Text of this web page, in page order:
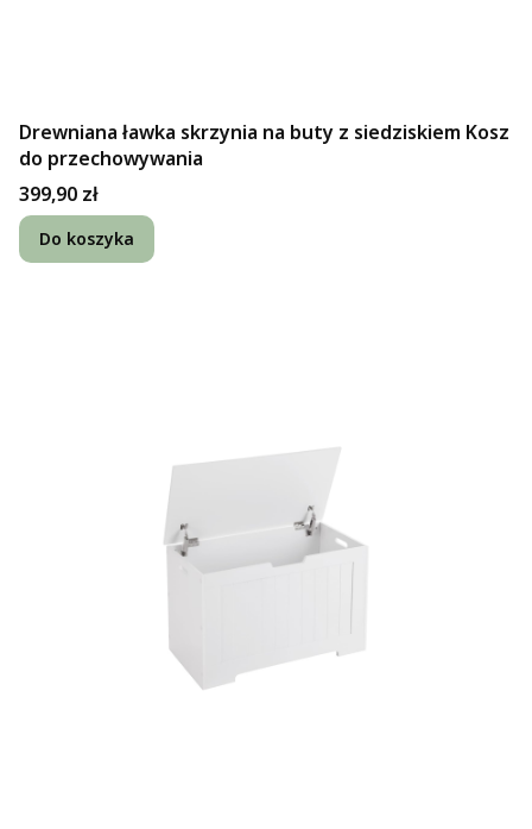
Drewniana ławka skrzynia na buty z siedziskiem Kosz
do przechowywania
Cena
399,90 zł
Do koszyka